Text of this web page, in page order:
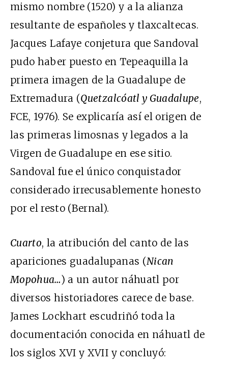
mismo nombre (1520) y a la alianza
resultante de españoles y tlaxcaltecas.
Jacques Lafaye conjetura que Sandoval
pudo haber puesto en Tepeaquilla la
primera imagen de la Guadalupe de
Extremadura (Quetzalcóatl y Guadalupe,
FCE, 1976). Se explicaría así el origen de
las primeras limosnas y legados a la
Virgen de Guadalupe en ese sitio.
Sandoval fue el único conquistador
considerado irrecusablemente honesto
por el resto (Bernal).
Cuarto, la atribución del canto de las
apariciones guadalupanas (Nican
Mopohua…) a un autor náhuatl por
diversos historiadores carece de base.
James Lockhart escudriñó toda la
documentación conocida en náhuatl de
los siglos XVI y XVII y concluyó: